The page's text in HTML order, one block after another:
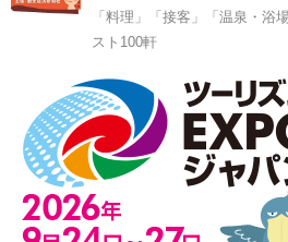
「料理」「接客」「温泉・浴
スト100軒